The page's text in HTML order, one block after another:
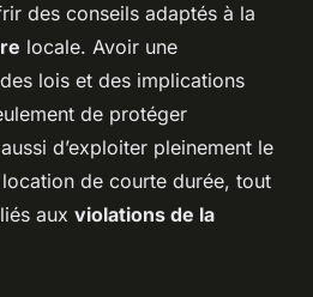
des conseils adaptés à la
locale. Avoir une
lois et des implications
de protéger
d’exploiter pleinement le
de courte durée, tout
aux violations de la